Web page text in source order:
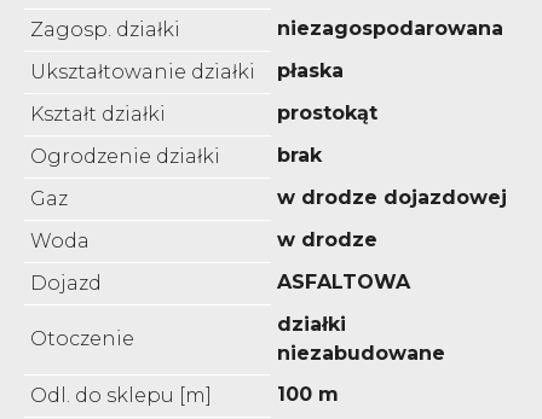
Zagosp. działki
niezagospodarowana
Ukształtowanie działki
płaska
Kształt działki
prostokąt
Ogrodzenie działki
brak
Gaz
w drodze dojazdowej
Woda
w drodze
Dojazd
ASFALTOWA
Otoczenie
działki
niezabudowane
Odl. do sklepu [m]
100 m